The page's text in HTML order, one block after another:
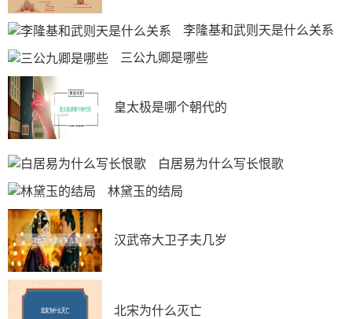
李隆基和武则天是什么关系
三公九卿是哪些
皇太极是哪个朝代的
白居易为什么写长恨歌
林黛玉的结局
汉武帝大卫子夫几岁
北宋为什么灭亡